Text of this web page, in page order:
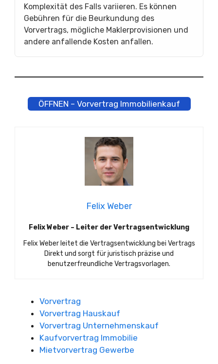
Komplexität des Falls variieren. Es können
Gebühren für die Beurkundung des
Vorvertrags, mögliche Maklerprovisionen und
andere anfallende Kosten anfallen.
ÖFFNEN – Vorvertrag Immobilienkauf
Felix Weber
Felix Weber – Leiter der Vertragsentwicklung
Felix Weber leitet die Vertragsentwicklung bei Vertrags
Direkt und sorgt für juristisch präzise und
benutzerfreundliche Vertragsvorlagen.
Vorvertrag
Vorvertrag Hauskauf
Vorvertrag Unternehmenskauf
Kaufvorvertrag Immobilie
Mietvorvertrag Gewerbe